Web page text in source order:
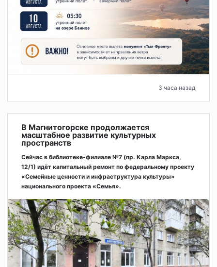
3 часа назад
В Магнитогорске продолжается
масштабное развитие культурных
пространств
Сейчас в библиотеке-филиале №7 (пр. Карла Маркса,
12/1) идёт капитальный ремонт по федеральному проекту
«Семейные ценности и инфраструктура культуры»
национального проекта «Семья».